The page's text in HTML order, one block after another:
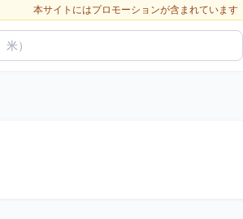
本サイトにはプロモーションが含まれています